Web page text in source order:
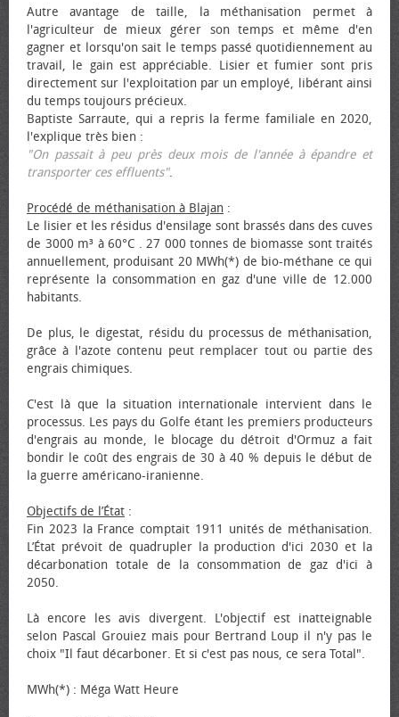
Autre avantage de taille, la méthanisation permet à
l'agriculteur de mieux gérer son temps et même d'en
gagner et lorsqu'on sait le temps passé quotidiennement au
travail, le gain est appréciable. Lisier et fumier sont pris
directement sur l'exploitation par un employé, libérant ainsi
du temps toujours précieux.
Baptiste Sarraute, qui a repris la ferme familiale en 2020,
l'explique très bien :
"On passait à peu près deux mois de l'année à épandre et
transporter ces effluents".
Procédé de méthanisation à Blajan :
Le lisier et les résidus d'ensilage sont brassés dans des cuves
de 3000 m³ à 60°C . 27 000 tonnes de biomasse sont traités
annuellement, produisant 20 MWh(*) de bio-méthane ce qui
représente la consommation en gaz d'une ville de 12.000
habitants.
De plus, le digestat, résidu du processus de méthanisation,
grâce à l'azote contenu peut remplacer tout ou partie des
engrais chimiques.
C'est là que la situation internationale intervient dans le
processus. Les pays du Golfe étant les premiers producteurs
d'engrais au monde, le blocage du détroit d'Ormuz a fait
bondir le coût des engrais de 30 à 40 % depuis le début de
la guerre américano-iranienne.
Objectifs de l’État :
Fin 2023 la France comptait 1911 unités de méthanisation.
L’État prévoit de quadrupler la production d'ici 2030 et la
décarbonation totale de la consommation de gaz d'ici à
2050.
Là encore les avis divergent. L'objectif est inatteignable
selon Pascal Grouiez mais pour Bertrand Loup il n'y pas le
choix "Il faut décarboner. Et si c'est pas nous, ce sera Total".
MWh(*) : Méga Watt Heure